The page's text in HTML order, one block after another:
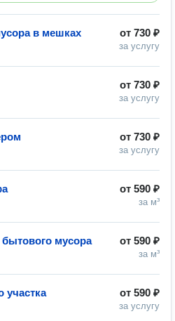
от 730 ₽
за услугу
в мешках
от 730 ₽
за услугу
от 730 ₽
за услугу
от 590 ₽
за м³
от 590 ₽
за м³
мусора
от 590 ₽
за услугу
участка